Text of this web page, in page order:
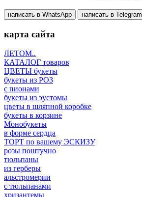
написать в WhatsApp написать в Telegram
карта сайта
ЛЕТОМ..
КАТАЛОГ товаров
ЦВЕТЫ букеты
букеты из РОЗ
с пионами
букеты из эустомы
цветы в шляпной коробке
букеты в корзине
Монобукеты
в форме сердца
ТОРТ по вашему ЭСКИЗУ
розы поштучно
тюльпаны
из герберы
альстромерии
с тюльпанами
хризантемы